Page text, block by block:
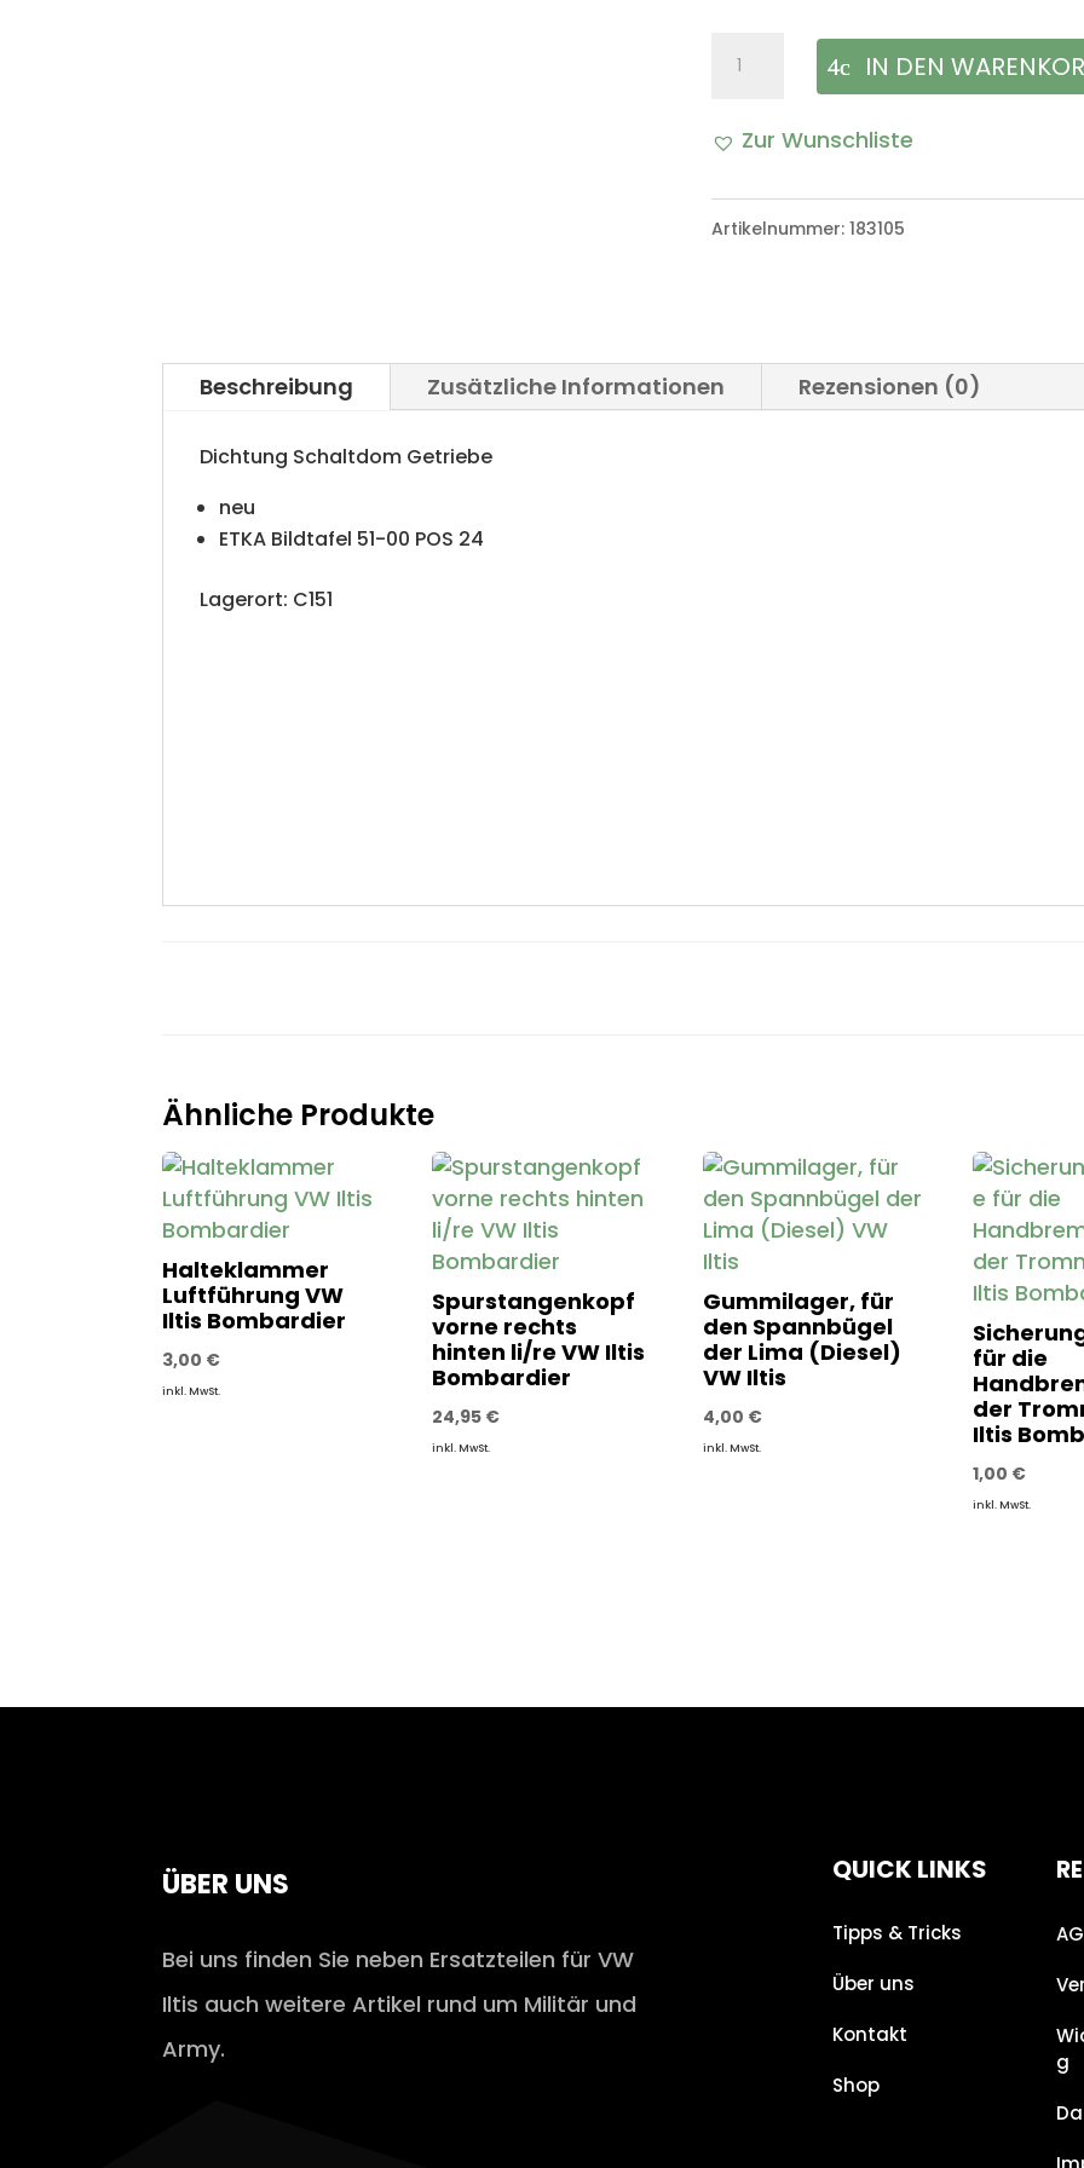
Dichtung
Schaltdom
Getriebe
Iltis
IN DEN
Zur Wunschliste
Artikelnummer:183105
Beschreibung Zusätzliche Informationen Rezensionen (0)
Dichtung Schaltdom Getriebe
neu
ETKA Bildtafel 51-00 POS 24
Lagerort: C151
Ähnliche Produkte
Halteklammer
Luftführung VW
Iltis Bombardier
3,00 €
inkl. MwSt.
Spurstangenkopf
vorne rechts
hinten li/re VW Iltis
Bombardier
24,95 €
inkl. MwSt.
Gummilager, für
den Spannbügel
der Lima (Diesel)
VW Iltis
4,00 €
inkl. MwSt.
für die
der
Iltis
1,00 €
inkl. MwSt.
ÜBER UNS
Bei uns finden Sie neben Ersatzteilen für VW
Iltis auch weitere Artikel rund um Militär und
Army.
QUICK LINKS
Tipps & Tricks
Über uns
Kontakt
Shop
g